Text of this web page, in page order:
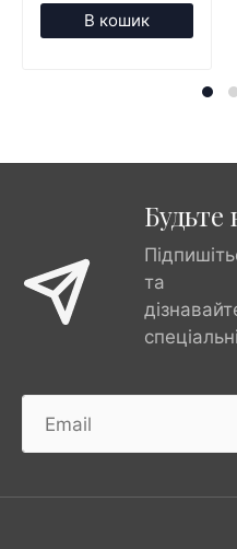
В кошик
Будьте
та